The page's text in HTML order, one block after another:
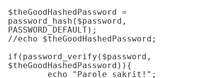
$theGoodHashedPassword =
password_hash($password,
PASSWORD_DEFAULT);
//echo $theGoodHashedPassword;
if(password_verify($password,
$theGoodHashedPassword)){